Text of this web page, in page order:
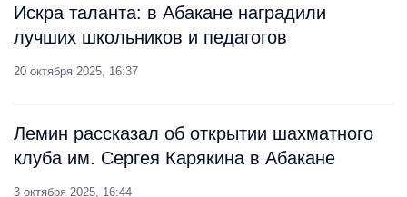
Искра таланта: в Абакане наградили
лучших школьников и педагогов
20 октября 2025, 16:37
Лемин рассказал об открытии шахматного
клуба им. Сергея Карякина в Абакане
3 октября 2025, 16:44